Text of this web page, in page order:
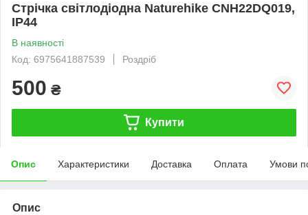
Стрічка світлодіодна Naturehike CNH22DQ019,
IP44
В наявності
Код: 6975641887539
Роздріб
500 ₴
Купити
Опис Характеристики Доставка Оплата Умови
Опис